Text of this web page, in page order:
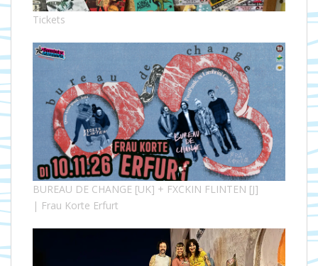
Tickets
BUREAU DE CHANGE [UK] + FXCKIN FLINTEN [J]
| Frau Korte Erfurt